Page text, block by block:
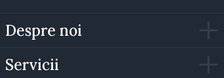
Despre noi
Servicii